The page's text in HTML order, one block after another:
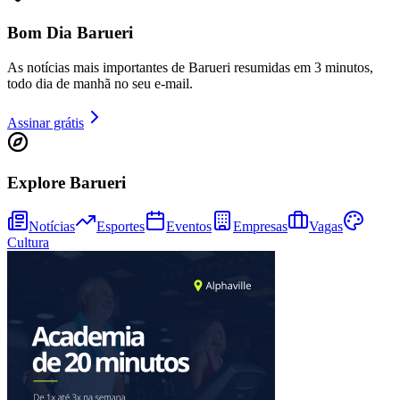
Bom Dia Barueri
As notícias mais importantes de Barueri resumidas em 3 minutos,
todo dia de manhã no seu e-mail.
Assinar grátis
Explore Barueri
Notícias Esportes Eventos Empresas
Vagas
Cultura